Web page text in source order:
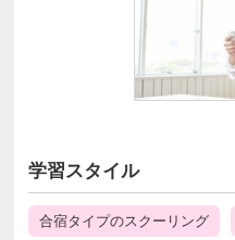
学習スタイル
合宿タイプのスクーリング